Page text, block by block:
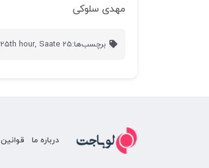
مهدی سلوکی
برچسب‌ها: 25th hour, Saate 25
درباره ما قوانین